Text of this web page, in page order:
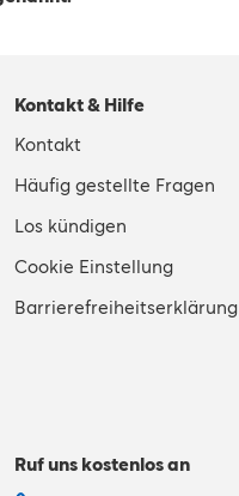
Kontakt & Hilfe
Kontakt
Häufig gestellte Fragen
Los kündigen
Cookie Einstellung
Barrierefreiheitserklärung
Ruf uns kostenlos an